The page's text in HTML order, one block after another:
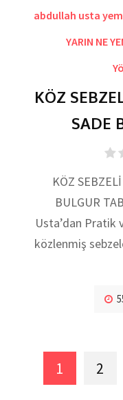
abdullah usta
YARIN NE
KÖZ
SADE
KÖZ
BULGUR
Usta’dan Pratik
közlenmiş
1 2